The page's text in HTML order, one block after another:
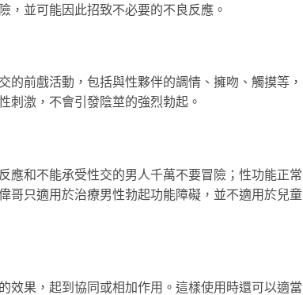
，並可能因此招致不必要的不良反應。
前戲活動，包括與性夥伴的調情、擁吻、觸摸等，
刺激，不會引發陰莖的強烈勃起。
應和不能承受性交的男人千萬不要冒險；性功能正常
哥只適用於治療男性勃起功能障礙，並不適用於兒童
效果，起到協同或相加作用。這樣使用時還可以適當